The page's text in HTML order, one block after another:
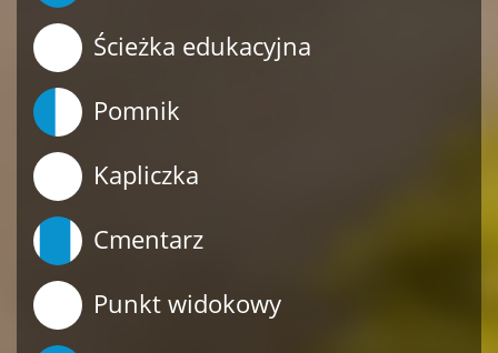
Ścieżka edukacyjna
Pomnik
Kapliczka
Cmentarz
Punkt widokowy